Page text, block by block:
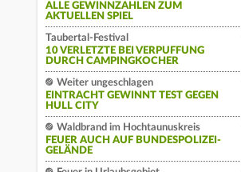
ALLE GEWINNZAHLEN ZUM
AKTUELLEN SPIEL
Taubertal-Festival
10 VERLETZTE BEI VERPUFFUNG
DURCH CAMPINGKOCHER
Weiter ungeschlagen
EINTRACHT GEWINNT TEST GEGEN
HULL CITY
Waldbrand im Hochtaunuskreis
FEUER AUCH AUF BUNDESPOLIZEI-
GELÄNDE